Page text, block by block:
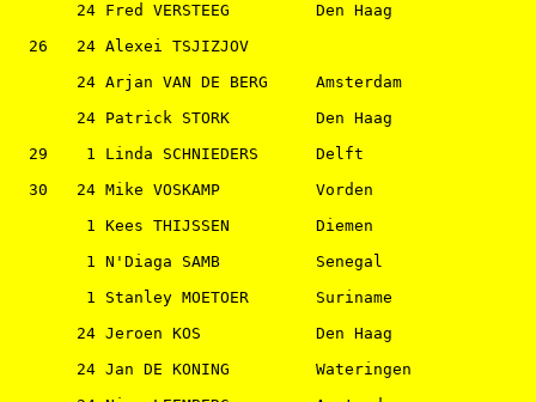
24 Fred VERSTEEG         Den Haag
26   24 Alexei TSJIZJOV
24 Arjan VAN DE BERG     Amsterdam
24 Patrick STORK         Den Haag
29    1 Linda SCHNIEDERS      Delft
30   24 Mike VOSKAMP          Vorden
1 Kees THIJSSEN         Diemen
1 N'Diaga SAMB          Senegal
1 Stanley MOETOER       Suriname
24 Jeroen KOS            Den Haag
24 Jan DE KONING         Wateringen